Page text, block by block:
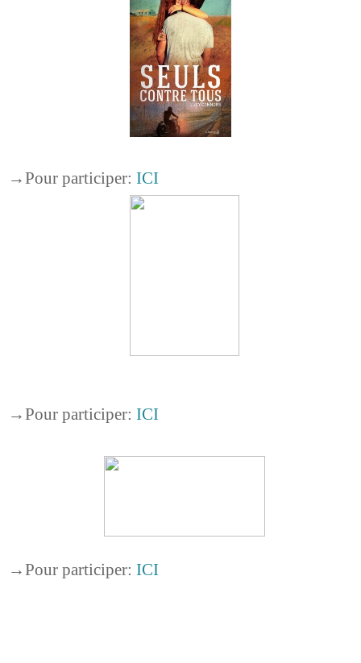
→Pour participer: ICI
→Pour participer: ICI
→Pour participer: ICI